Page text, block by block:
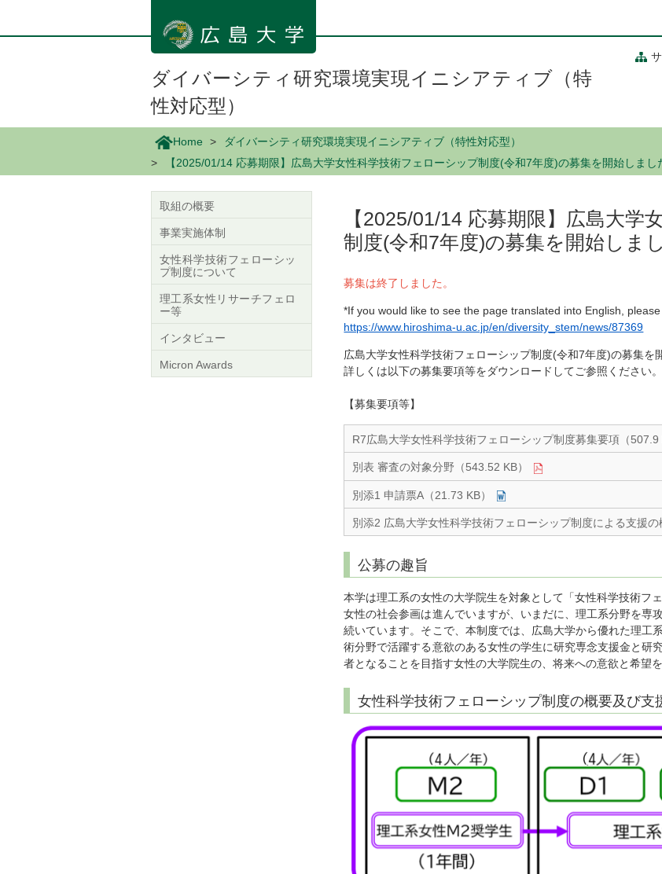
ン
動
ダイバーシティ研究環境実現イニシアティブ（特
性対応型）
Home
ダイバーシティ研究環境実現イニシアティブ（特性対応型）
【2025/01/14 応募期限】広島大学女性科学技術フェローシップ制度(令和7年度)の募集を開始しまし
【2025/01/14 応募期限】広島大
制度(令和7年度)の募集を開始しま
募集は終了しました。
*If you would like to see the page translated into English,
https://www.hiroshima-u.ac.jp/en/diversity_stem/news/87369
広島大学女性科学技術フェローシップ制度(令和7年度)の募集を
詳しくは以下の募集要項等をダウンロードしてご参照ください。
【募集要項等】
R7広島大学女性科学技術フェローシップ制度募集要項（507.9
別表 審査の対象分野（543.52 KB）
別添1 申請票A（21.73 KB）
別添2 広島大学女性科学技術フェローシップ制度による支援の
公募の趣旨
本学は理工系の女性の大学院生を対象として「女性科学技術フ
女性の社会参画は進んでいますが、いまだに、理工系分野を専
続いています。そこで、本制度では、広島大学から優れた理工
術分野で活躍する意欲のある女性の学生に研究専念支援金と研
者となることを目指す女性の大学院生の、将来への意欲と希望を
女性科学技術フェローシップ制度の概要及び支
取組の概要
事業実施体制
女性科学技術フェローシッ
プ制度について
理工系女性リサーチフェロ
ー等
インタビュー
Micron Awards